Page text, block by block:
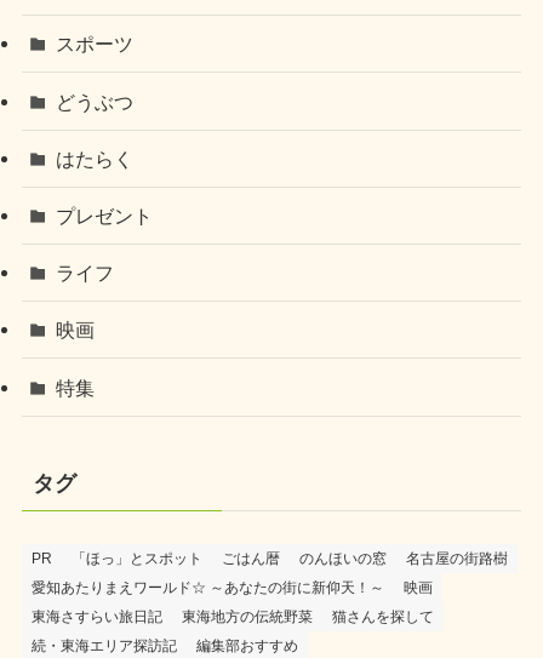
スポーツ
どうぶつ
はたらく
プレゼント
ライフ
映画
特集
タグ
PR 「ほっ」とスポット ごはん暦 のんほいの窓
名古屋の街路樹
愛知あたりまえワールド☆ ～あなたの街に新仰天！～
映画
東海さすらい旅日記
東海地方の伝統野菜
猫さんを探して
続・東海エリア探訪記
編集部おすすめ